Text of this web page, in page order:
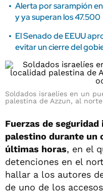
Alerta por sarampión
y ya superan los 47.500
El Senado de EEUU
evitar un cierre del
Soldados israelíes en un
palestina de Azzun, al
Fuerzas de
palestino durante un
últimas horas, en el
detenciones en el
hallar a los autores
de uno de los